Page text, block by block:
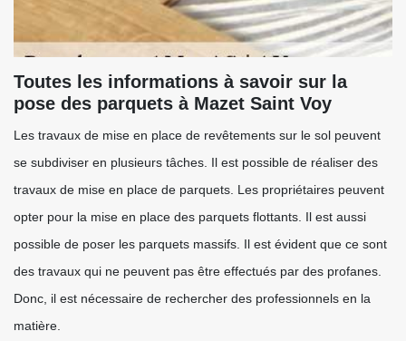
Toutes les informations à savoir sur la
pose des parquets à Mazet Saint Voy
Les travaux de mise en place de revêtements sur le sol peuvent
se subdiviser en plusieurs tâches. Il est possible de réaliser des
travaux de mise en place de parquets. Les propriétaires peuvent
opter pour la mise en place des parquets flottants. Il est aussi
possible de poser les parquets massifs. Il est évident que ce sont
des travaux qui ne peuvent pas être effectués par des profanes.
Donc, il est nécessaire de rechercher des professionnels en la
matière.